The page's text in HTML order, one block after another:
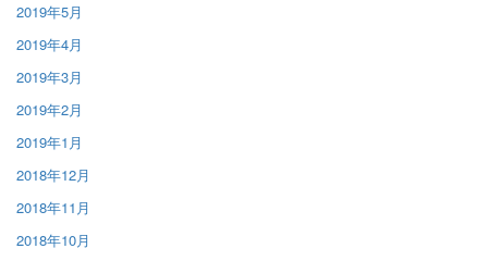
2019年5月
2019年4月
2019年3月
2019年2月
2019年1月
2018年12月
2018年11月
2018年10月